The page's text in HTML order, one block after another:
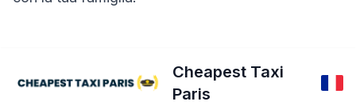
Cheapest Taxi
Paris